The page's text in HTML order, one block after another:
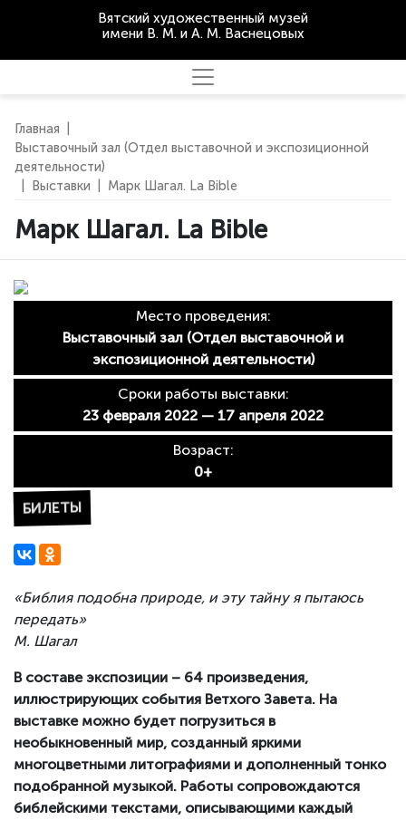
Вятский художественный музей
имени В. М. и А. М. Васнецовых
Главная
Выставочный зал (Отдел выставочной и экспозиционной
деятельности)
Выставки Марк Шагал. La Bible
Марк Шагал. La Bible
Место проведения:
Выставочный зал (Отдел выставочной и
экспозиционной деятельности)
Сроки работы выставки:
23 февраля 2022 — 17 апреля 2022
Возраст:
0+
БИЛЕТЫ
«Библия подобна природе, и эту тайну я пытаюсь
передать»
М. Шагал
В составе экспозиции – 64 произведения,
иллюстрирующих события Ветхого Завета. На
выставке можно будет погрузиться в
необыкновенный мир, созданный яркими
многоцветными литографиями и дополненный тонко
подобранной музыкой. Работы сопровождаются
библейскими текстами, описывающими каждый